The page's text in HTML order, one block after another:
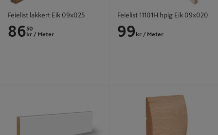
Feielist lakkert Eik 09x025
8650
kr / Meter
Feielist 11101H hpig Eik 09x020
99 kr / Meter